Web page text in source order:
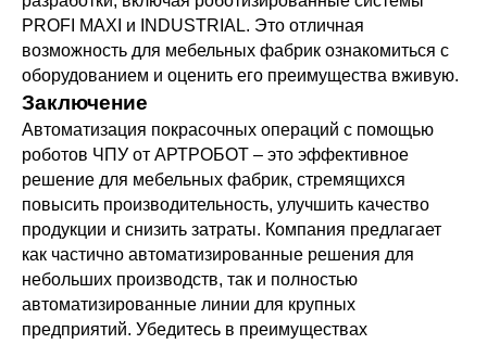
PROFI MAXI и INDUSTRIAL. Это отличная
возможность для мебельных фабрик ознакомиться с
оборудованием и оценить его преимущества вживую.
Заключение
Автоматизация покрасочных операций с помощью
роботов ЧПУ от АРТРОБОТ – это эффективное
решение для мебельных фабрик, стремящихся
повысить производительность, улучшить качество
продукции и снизить затраты. Компания предлагает
как частично автоматизированные решения для
небольших производств, так и полностью
автоматизированные линии для крупных
предприятий. Убедитесь в преимуществах